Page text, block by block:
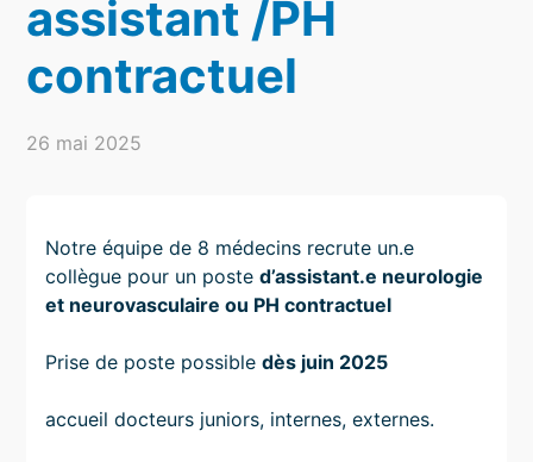
assistant /PH
contractuel
26 mai 2025
Notre équipe de 8 médecins recrute un.e
collègue pour un posted’assistant.e neurologie
et neurovasculaire ou PH contractuel
Prise de poste possibledès juin 2025
accueil docteurs juniors, internes, externes.